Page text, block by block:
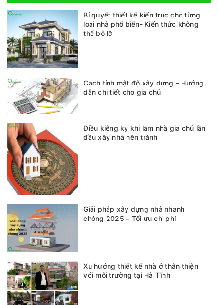
Bí quyết thiết kế kiến trúc cho từng
loại nhà phổ biến- Kiến thức không
thể bỏ lỡ
Cách tính mật độ xây dựng – Hướng
dẫn chi tiết cho gia chủ
Điều kiêng kỵ khi làm nhà gia chủ lần
đầu xây nhà nên tránh
Giải pháp xây dựng nhà nhanh
chóng 2025 – Tối ưu chi phí
Xu hướng thiết kế nhà ở thân thiện
với môi trường tại Hà Tĩnh